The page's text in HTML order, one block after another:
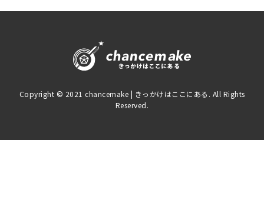
Copyright © 2021 chancemake | きっかけはここにある. All Rights
Reserved.